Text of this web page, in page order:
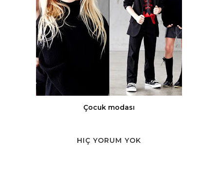
Çocuk modası
HIÇ YORUM YOK